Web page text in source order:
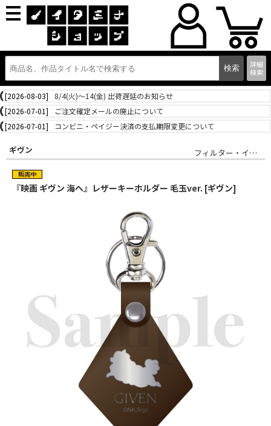
詳細
検索
[2026-08-03]
8/4(火)～14(金) 出荷遅延のお知らせ
[2026-07-01]
ご注文確定メールの廃止について
[2026-07-01]
コンビニ・ペイジー決済の支払期限変更について
ギヴン フィルター・インク
『映画 ギヴン 海へ』レザーキーホルダー 毛玉ver. [ギヴン]